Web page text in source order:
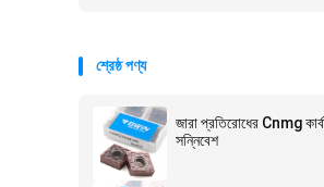
শ্রেষ্ঠ পণ্য
জারা প্রতিরোধের Cnmg
সন্নিবেশ